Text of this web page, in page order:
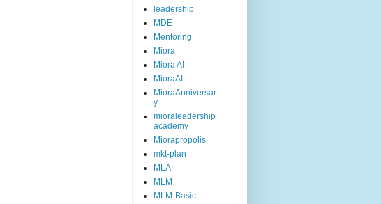
leadership
MDE
Mentoring
Miora
Miora AI
MioraAI
MioraAnniversar
y
mioraleadership
academy
Miorapropolis
mkt-plan
MLA
MLM
MLM-Basic